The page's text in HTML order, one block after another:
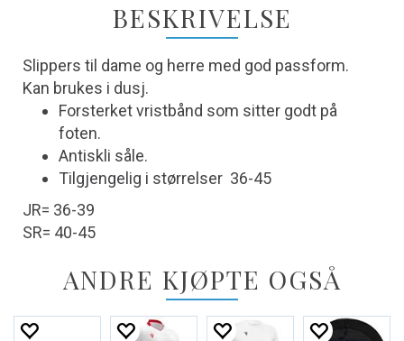
BESKRIVELSE
Slippers til dame og herre med god passform.
Kan brukes i dusj.
Forsterket vristbånd som sitter godt på
foten.
Antiskli såle.
Tilgjengelig i størrelser 36-45
JR= 36-39
SR= 40-45
ANDRE KJØPTE OGSÅ